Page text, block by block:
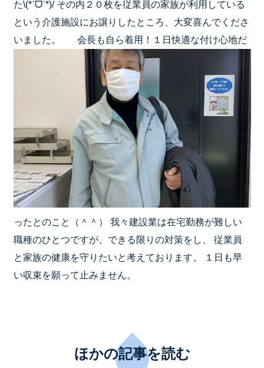
た\(*ˊᗜˋ*)/ その内２０枚を従業員の家族が利用している
という介護施設にお譲りしたところ、大変喜んでくださ
いました。
会長も自ら着用！１日快適な付け心地だ
ったとのこと（＾＾） 我々建設業は在宅勤務が難しい
職種のひとつですが、できる限りの対策をし、 従業員
と家族の健康を守りたいと考えております。 １日も早
い収束を願って止みません。
ほかの記事を読む